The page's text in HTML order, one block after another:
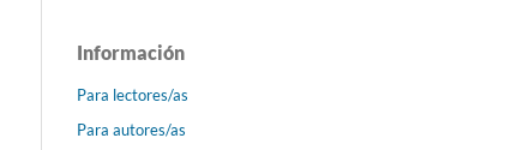
Información
Para lectores/as
Para autores/as